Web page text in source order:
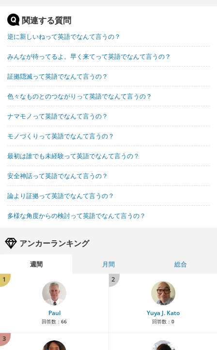
関連する質問
逆に新しいねって英語でなんて言うの？
みんなが待ってるよ。早く来てって英語でなんて言うの？
証拠隠滅って英語でなんて言うの？
色々なものとのつながりって英語でなんて言うの？
ナマモノって英語でなんて言うの？
モノづくりって英語でなんて言うの？
最初は誰でも未経験って英語でなんて言うの？
安全神話って英語でなんて言うの？
論より証拠って英語でなんて言うの？
多様な角度からの検討って英語でなんて言うの？
アンカーランキング
週間 月間
総合
1
Paul
回答数： 66
2
Yuya J. Kato
回答数： 0
3